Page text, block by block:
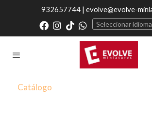
932657744 | evolve@evolve-
Seleccionar idioma
Catálogo